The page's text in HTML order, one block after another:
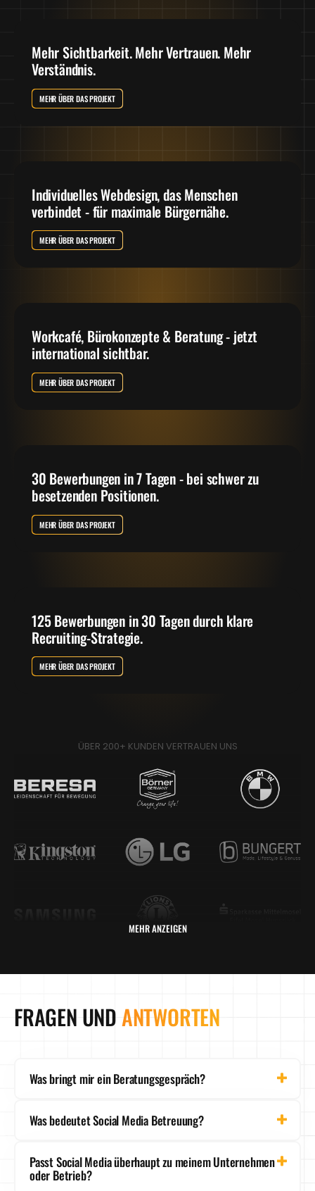
Mehr Sichtbarkeit. Mehr Vertrauen. Mehr
Verständnis.
MEHR ÜBER DAS PROJEKT
Individuelles Webdesign, das Menschen
verbindet - für maximale Bürgernähe.
MEHR ÜBER DAS PROJEKT
Workcafé, Bürokonzepte & Beratung - jetzt
international sichtbar.
MEHR ÜBER DAS PROJEKT
30 Bewerbungen in 7 Tagen - bei schwer zu
besetzenden Positionen.
MEHR ÜBER DAS PROJEKT
125 Bewerbungen in 30 Tagen durch klare
Recruiting-Strategie.
MEHR ÜBER DAS PROJEKT
ÜBER 200+ KUNDEN VERTRAUEN UNS
MEHR ANZEIGEN
FRAGEN UNDANTWORTEN
Was bringt mir ein Beratungsgespräch?
nicht umsonst. Du bekommst einen klaren Überblick,
Schritte dir helfen, mit Social Media messbar besser
zu performen.
Was bedeutet Social Media Betreuung?
Management: Wir übernehmen, was du nicht mehr
willst. Wir entwickeln die passende Strategie für dein
Passt Social Media überhaupt zu meinem Unternehmen
oder Betrieb?